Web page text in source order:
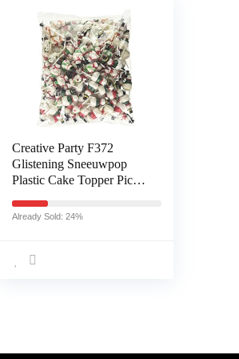
Creative Party F372
Glistening Sneeuwpop
Plastic Cake Topper Picks-
Already Sold: 24%